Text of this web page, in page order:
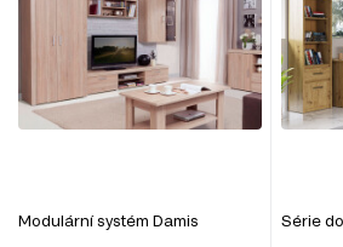
Modulární systém Damis Série